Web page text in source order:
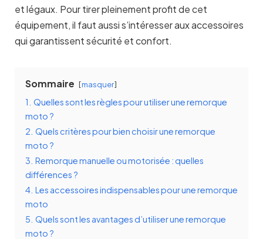
et légaux. Pour tirer pleinement profit de cet
équipement, il faut aussi s’intéresser aux accessoires
qui garantissent sécurité et confort.
Sommaire masquer
1. Quelles sont les règles pour utiliser une remorque
moto ?
2. Quels critères pour bien choisir une remorque
moto ?
3. Remorque manuelle ou motorisée : quelles
différences ?
4. Les accessoires indispensables pour une remorque
moto
5. Quels sont les avantages d’utiliser une remorque
moto ?